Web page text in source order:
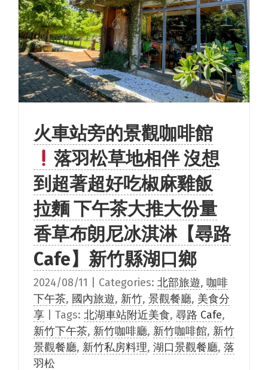
火車站旁的景觀咖啡館
落羽松草地相伴 沒想
到超著超好吃椒麻雞飯
拉麵 下午茶大推大份量
香草布朗尼冰淇淋【尋路
Cafe】新竹縣湖口鄉
2024/08/11 Categories: 北部旅遊, 咖啡
下午茶, 國內旅遊, 新竹, 景觀餐廳, 美食分
享
Tags: 北湖車站附近美食, 尋路 Cafe,
新竹下午茶, 新竹咖啡廳, 新竹咖啡館, 新竹
景觀餐廳, 新竹私房料理, 湖口景觀餐廳, 落
羽松